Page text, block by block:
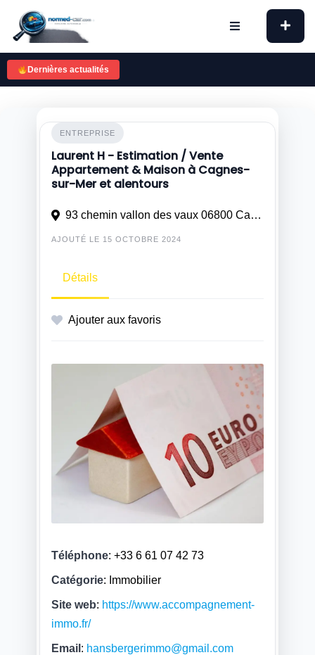
content
Dernières actualités
ENTREPRISE
Laurent H - Estimation / Vente
Appartement & Maison à Cagnes-
sur-Mer et alentours
93 chemin vallon des vaux 06800 Cagnes sur mer
AJOUTÉ LE 15 OCTOBRE 2024
Détails
Ajouter aux favoris
Téléphone: +33 6 61 07 42 73
Catégorie: Immobilier
Site web: https://www.accompagnement-
immo.fr/
Email : hansbergerimmo@gmail.com